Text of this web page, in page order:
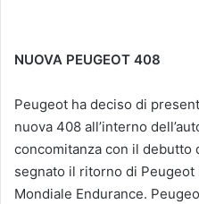
NUOVA PEUGEOT 408
Peugeot ha deciso di
nuova 408 all’interno
concomitanza con il debutto
segnato il ritorno di Peugeot
Mondiale Endurance.